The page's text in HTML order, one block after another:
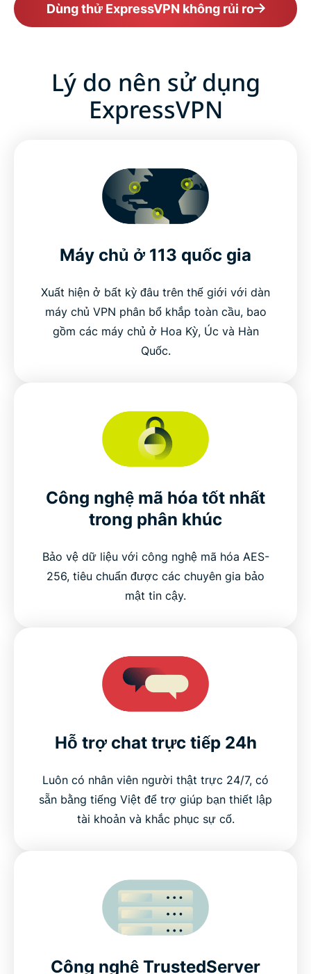
Dùng thử ExpressVPN không rủi ro
Lý do nên sử dụng
ExpressVPN
Máy chủ ở 113 quốc gia
Xuất hiện ở bất kỳ đâu trên thế giới với dàn
máy chủ VPN phân bổ khắp toàn cầu, bao
gồm các máy chủ ở Hoa Kỳ, Úc và Hàn
Quốc.
Công nghệ mã hóa tốt nhất
trong phân khúc
Bảo vệ dữ liệu với công nghệ mã hóa AES-
256, tiêu chuẩn được các chuyên gia bảo
mật tin cậy.
Hỗ trợ chat trực tiếp 24h
Luôn có nhân viên người thật trực 24/7, có
sẵn bằng tiếng Việt để trợ giúp bạn thiết lập
tài khoản và khắc phục sự cố.
Công nghệ TrustedServer